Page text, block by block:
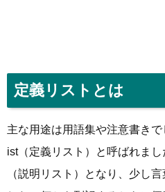
定義リストとは
主な用途は用語集や注意書きで
ist（定義リスト）と呼ばれま
（説明リスト）となり、少し